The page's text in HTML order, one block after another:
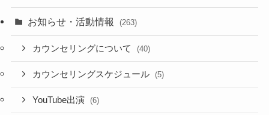
お知らせ・活動情報 (263)
カウンセリングについて (40)
カウンセリングスケジュール (5)
YouTube出演 (6)